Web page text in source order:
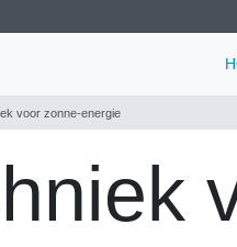
voor zonne-energie